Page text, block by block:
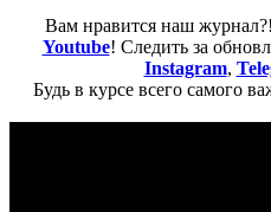
Вам нравится наш
Youtube! Следить за
Instagram,
Будь в курсе всего самого